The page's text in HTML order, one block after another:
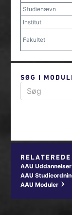
Studienævn
Institut
Fakultet
SØG I
AAU Uddannelser
AAU
AAU Moduler w